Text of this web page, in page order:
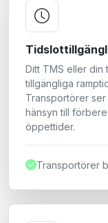
Ditt TMS eller
tillgängliga
Transportörer
hänsyn till
öppettider.
Transportörer